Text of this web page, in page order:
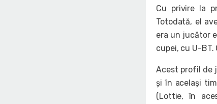
Cu privire la
Totodată, el
era un jucător
cupei, cu U-
Acest profil de
și în același
(Lottie, în